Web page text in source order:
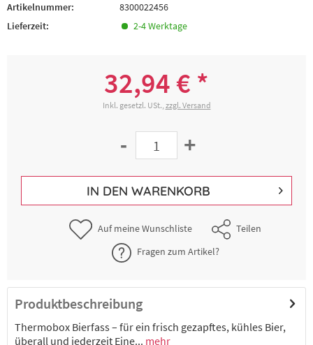
Artikelnummer:
8300022456
Lieferzeit:
2-4 Werktage
32,94 € *
Inkl. gesetzl. USt., zzgl. Versand
- +
IN DEN WARENKORB
Auf meine Wunschliste
Teilen
Fragen zum Artikel?
Produktbeschreibung
Thermobox Bierfass – für ein frisch gezapftes, kühles Bier,
überall und jederzeit Eine... mehr